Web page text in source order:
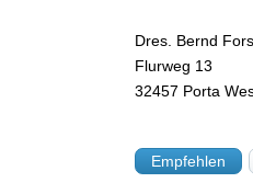
Dres. Bernd
Flurweg 13
32457 Porta
Empfehlen